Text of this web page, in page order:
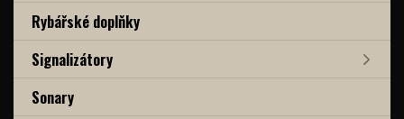
Rybářské doplňky
Signalizátory
Sonary